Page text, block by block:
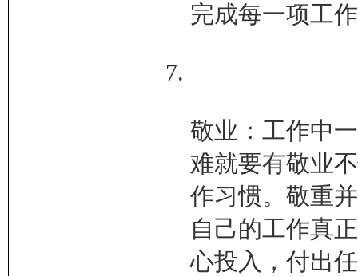
完成每一项工
敬业：工作中
难就要有敬业
作习惯。敬重
自己的工作真
心投入，付出